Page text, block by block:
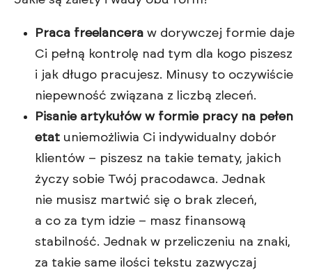
Praca freelancera w dorywczej formie daje
Ci pełną kontrolę nad tym dla kogo piszesz
i jak długo pracujesz. Minusy to oczywiście
niepewność związana z liczbą zleceń.
Pisanie artykułów w formie pracy na pełen
etat uniemożliwia Ci indywidualny dobór
klientów – piszesz na takie tematy, jakich
życzy sobie Twój pracodawca. Jednak
nie musisz martwić się o brak zleceń,
a co za tym idzie – masz finansową
stabilność. Jednak w przeliczeniu na znaki,
za takie same ilości tekstu zazwyczaj